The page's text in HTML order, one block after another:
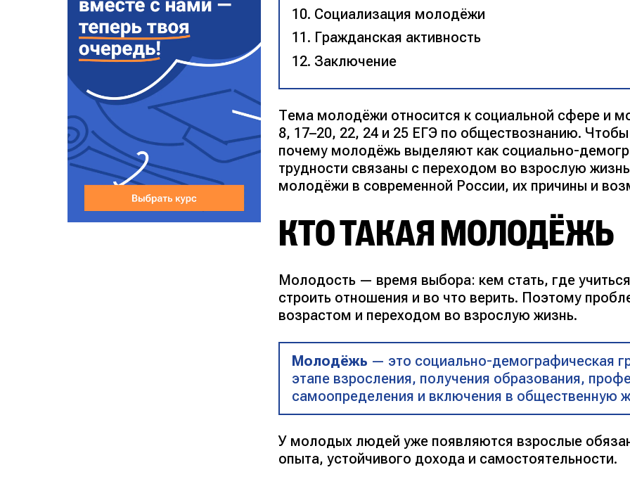
Социализация молодёжи
Гражданская активность
Заключение
Тема молодёжи относится к социальной сфере и
8, 17–20, 22, 24 и 25 ЕГЭ по обществознанию.
почему молодёжь выделяют как социально-
трудности связаны с переходом во взрослую
молодёжи в современной России, их причины и
КТО ТАКАЯ МОЛОДЁЖЬ
Молодость — время выбора: кем стать, где
строить отношения и во что верить. Поэтому
возрастом и переходом во взрослую жизнь.
Молодёжь — это социально-демографическая
этапе взросления, получения образования,
самоопределения и включения в общественную
У молодых людей уже появляются взрослые
опыта, устойчивого дохода и самостоятельности.